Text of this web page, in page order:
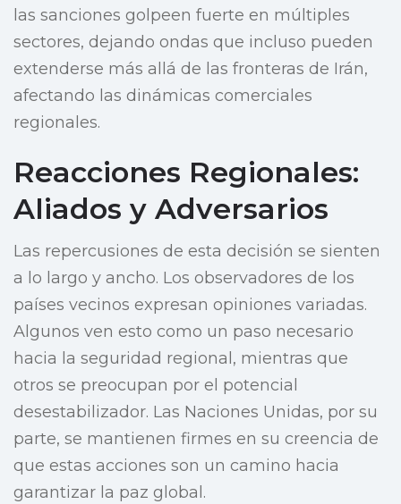
las sanciones golpeen fuerte en múltiples
sectores, dejando ondas que incluso pueden
extenderse más allá de las fronteras de Irán,
afectando las dinámicas comerciales
regionales.
Reacciones Regionales:
Aliados y Adversarios
Las repercusiones de esta decisión se sienten
a lo largo y ancho. Los observadores de los
países vecinos expresan opiniones variadas.
Algunos ven esto como un paso necesario
hacia la seguridad regional, mientras que
otros se preocupan por el potencial
desestabilizador. Las Naciones Unidas, por su
parte, se mantienen firmes en su creencia de
que estas acciones son un camino hacia
garantizar la paz global.